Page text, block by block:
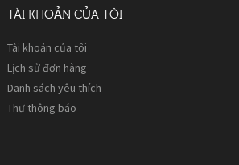
TÀI KHOẢN CỦA TÔI
Tài khoản của tôi
Lịch sử đơn hàng
Danh sách yêu thích
Thư thông báo